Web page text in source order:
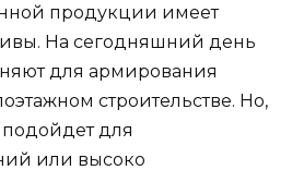
продукции имеет
На сегодняшний день
для армирования
строительстве. Но,
подойдет для
или высоко